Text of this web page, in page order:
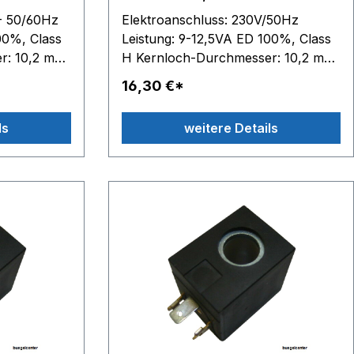
50/60Hz
Class
10,2 mm
mm - H
Diese
in keinerlei
Elektroanschluss: 230V/50Hz
Leistung: 9-12,5VA ED 100%, Class
H Kernloch-Durchmesser: 10,2 mm
Spulen-Außenmaße: B 22 mm - H
27,5 mm - T 29,5 mm
16,30 €*
weitere Details